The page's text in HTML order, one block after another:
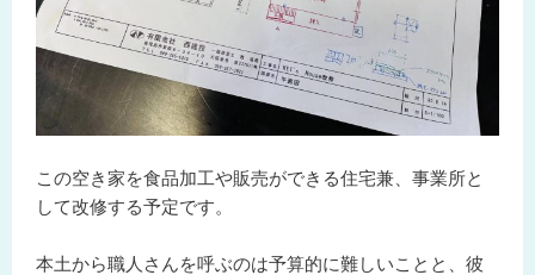
この空き家を食品加工や販売ができる住宅兼、事業所と
して改修する予定です。
本土から職人さんを呼ぶのは予算的に難しいことと、彼